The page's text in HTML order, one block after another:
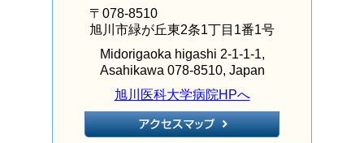
〒078-8510
旭川市緑が丘東2条1丁目1番1号
Midorigaoka higashi 2-1-1-1,
Asahikawa 078-8510, Japan
旭川医科大学病院HPへ